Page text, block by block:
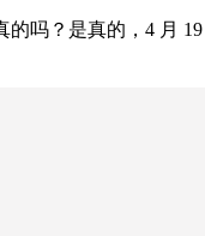
的吗？是真的，4 月